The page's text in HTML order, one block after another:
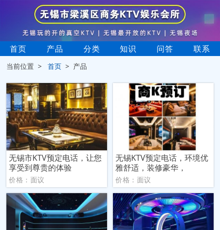
首页 产品 分类 知识 问答 联系
当前位置 >首页 > 产品
无锡市KTV预定电话，让您
享受到尊贵的体验
价格：面议
无锡KTV预定电话，环境优
雅舒适，装修豪华，
价格：面议